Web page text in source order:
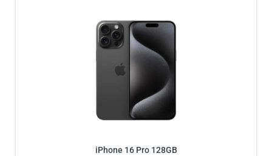
iPhone 16 Pro 128GB